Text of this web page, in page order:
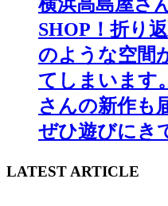
SHOP！折り
のような空間
てしまいます
さんの新作も
ぜひ遊びにき
LATEST ARTICLE